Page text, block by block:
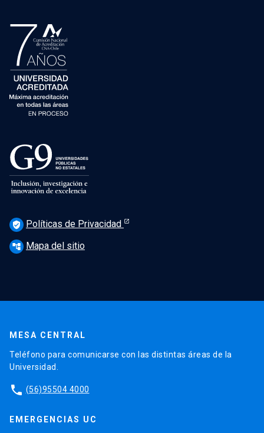
verified_user Políticas de Privacidad
account_tree Mapa del sitio
MESA CENTRAL
Teléfono para comunicarse con las distintas áreas de la
Universidad.
phone (56)95504 4000
EMERGENCIAS UC